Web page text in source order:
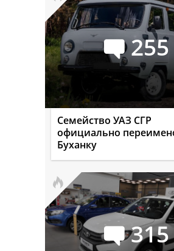
255
Семейство УАЗ СГР
официально
Буханку
315